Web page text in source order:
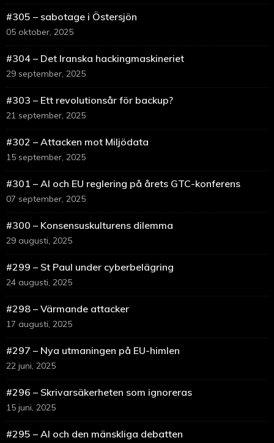
#305 – sabotage i Östersjön
05 oktober, 2025
#304 – Det Iranska hackingmaskineriet
29 september, 2025
#303 – Ett revolutionsår för backup?
21 september, 2025
#302 – Attacken mot Miljödata
15 september, 2025
#301 – AI och EU reglering på årets GTC-konferens
07 september, 2025
#300 – Konsensuskulturens dilemma
29 augusti, 2025
#299 – St Paul under cyberbelägring
24 augusti, 2025
#298 – Värmande attacker
17 augusti, 2025
#297 – Nya utmaningen på EU-himlen
22 juni, 2025
#296 – Skrivarsäkerheten som ignoreras
15 juni, 2025
#295 – AI och den mänskliga debatten